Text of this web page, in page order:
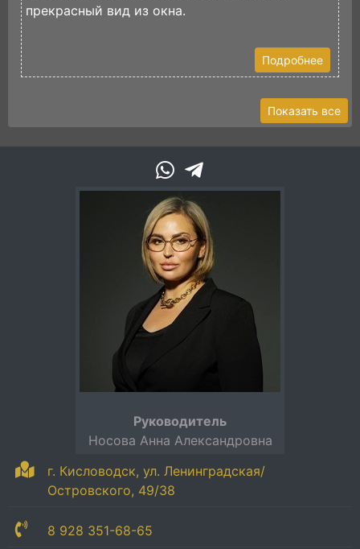
прекрасный вид из окна.
Подробнее
Показать все
г. Кисловодск, ул. Ленинградская/
Островского, 49/38
8 928 351-68-65
Руководитель
Носова Анна Александровна